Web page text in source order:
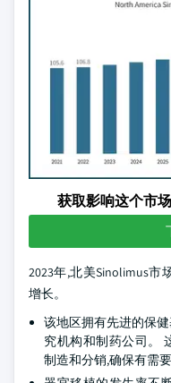
获取影响这个市
2023年,北美Sinolimus市
增长。
该地区拥有先进的保
究机构和制药公司。
制造和分销,确保有需